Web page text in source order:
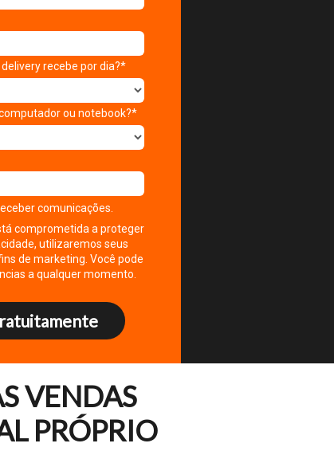
recebe por dia?*
ou notebook?*
comunicações.
comprometida a proteger
utilizaremos seus
de marketing. Você pode
a qualquer momento.
VENDAS
PRÓPRIO